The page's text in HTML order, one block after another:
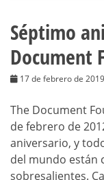
Séptimo
Document
17 de febrero de 2019
The Document
de febrero de
aniversario, y
del mundo están
sobresalientes.